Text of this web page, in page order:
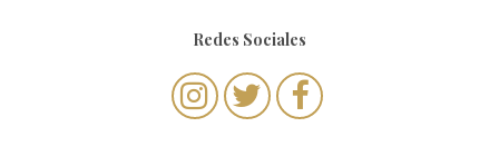
Redes Sociales